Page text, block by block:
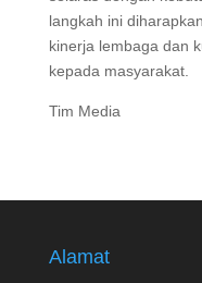
langkah ini
kinerja lembaga dan
kepada masyarakat.
Tim Media
Alamat